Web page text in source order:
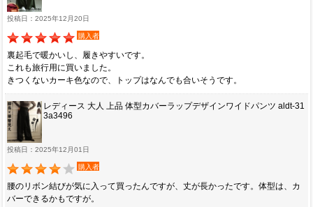
投稿日：2025年12月20日
購入者
裏起毛で暖かいし、履きやすいです。
これも旅行用に買いました。
きつくないカーキ色なので、トップはなんでも合いそうです。
レディース 大人 上品 体型カバーラップデザインワイドパンツ aldt-31
3a3496
投稿日：2025年12月01日
購入者
腰のリボン結びが気に入って買ったんですが、丈が長かったです。体型は、カ
バーできるかもですが。